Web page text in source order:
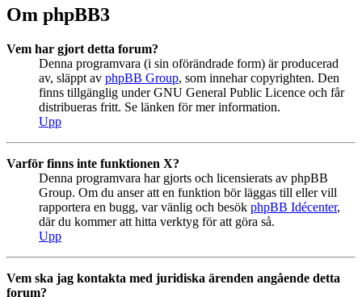
Om phpBB3
Vem har gjort detta forum?
Denna programvara (i sin oförändrade form) är producerad
av, släppt av phpBB Group, som innehar copyrighten. Den
finns tillgänglig under GNU General Public Licence och får
distribueras fritt. Se länken för mer information.
Upp
Varför finns inte funktionen X?
Denna programvara har gjorts och licensierats av phpBB
Group. Om du anser att en funktion bör läggas till eller vill
rapportera en bugg, var vänlig och besök phpBB Idécenter,
där du kommer att hitta verktyg för att göra så.
Upp
Vem ska jag kontakta med juridiska ärenden angående detta
forum?